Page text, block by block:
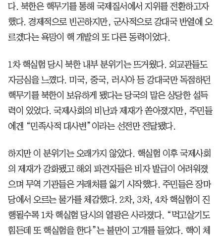
다. 북한은 핵무기를 통해 국제질서에서 지위를 전환하고자
했다. 경제적으로 빈곤하지만, 군사적으로 강대국 반열에 오
르겠다는 욕망이 핵 개발의 또 다른 동력이었다.
1차 핵실험 당시 북한 내부 분위기는 뜨거웠다. 외교관들도
자긍심을 느꼈다. 미국, 중국, 러시아 등 강대국만 독점하던
핵무기를 북한이 보유하게 됐다는 당국의 말은 상당한 설득
력이 있었다. 국제사회의 비난과 제재가 쏟아졌지만, 주민들
에겐 “민족사적 대사변”이라는 선전만 전달됐다.
하지만 이 분위기는 오래가지 않았다. 핵실험 이후 국제사회
의 제재가 강화됐고 해외 파견자들은 비자 발급이 어려워졌
으며 무역 기관들은 거래처를 잃기 시작했다. 주민들은 장마
당에서 오르는 물가를 체감했다. 2차, 3차, 4차 핵실험이 진
행될수록 1차 핵실험 당시의 열광은 사라졌다. “먹고살기도
힘든데 또 핵실험을 한다”는 불만이 고개를 들었다. 핵이 체